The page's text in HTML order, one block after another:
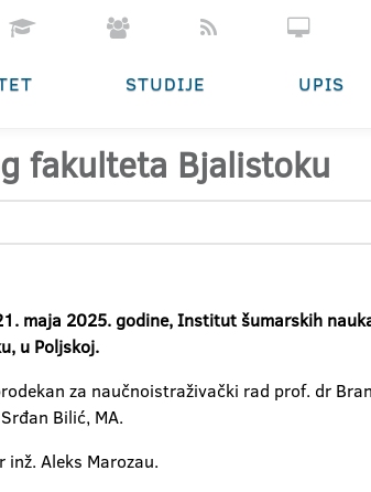
STUDIJE UPIS
fakulteta Bjalistoku
maja 2025. godine, Institut šumarskih
u Poljskoj.
za naučnoistraživački rad prof. dr
Bilić, MA.
inž. Aleks Marozau.